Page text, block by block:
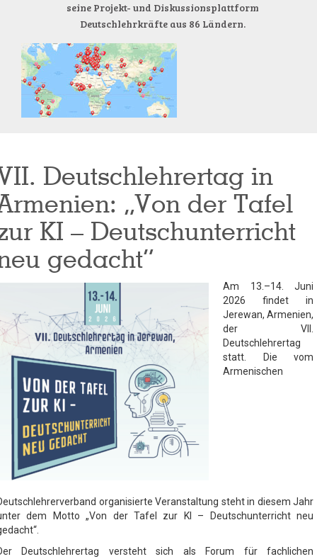
seine Projekt- und Diskussionsplattform
Deutschlehrkräfte aus 86 Ländern.
Deutschlehrertag in
„Von der Tafel
KI – Deutschunterricht
gedacht“
Am 13.–14. Juni
2026 findet in
Jerewan, Armenien,
der VII.
Deutschlehrertag
statt. Die vom
Armenischen
organisierte Veranstaltung steht in diesem Jahr
dem Motto „Von der Tafel zur KI – Deutschunterricht neu
Deutschlehrertag versteht sich als Forum für fachlichen